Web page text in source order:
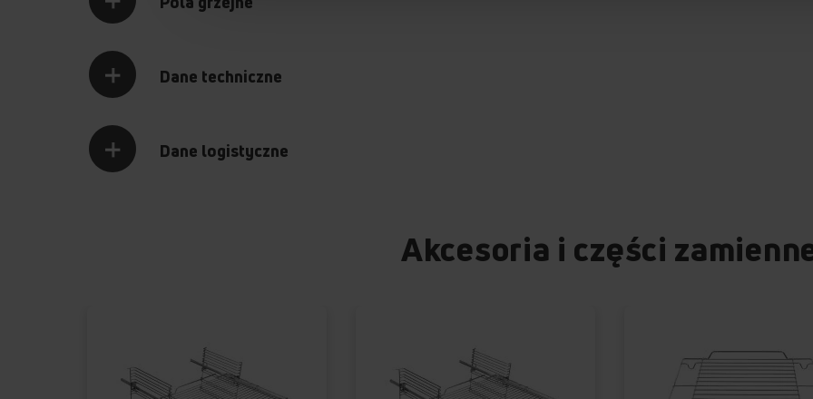
Dane techniczne
Dane logistyczne
Akcesoria i części